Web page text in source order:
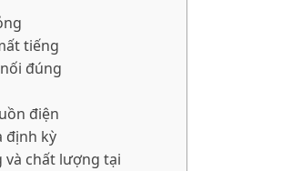
tiếng
đúng
điện
định kỳ
và chất lượng tại